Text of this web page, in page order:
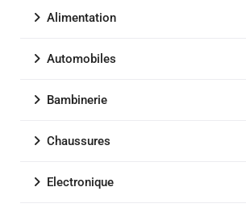
Alimentation
Automobiles
Bambinerie
Chaussures
Electronique